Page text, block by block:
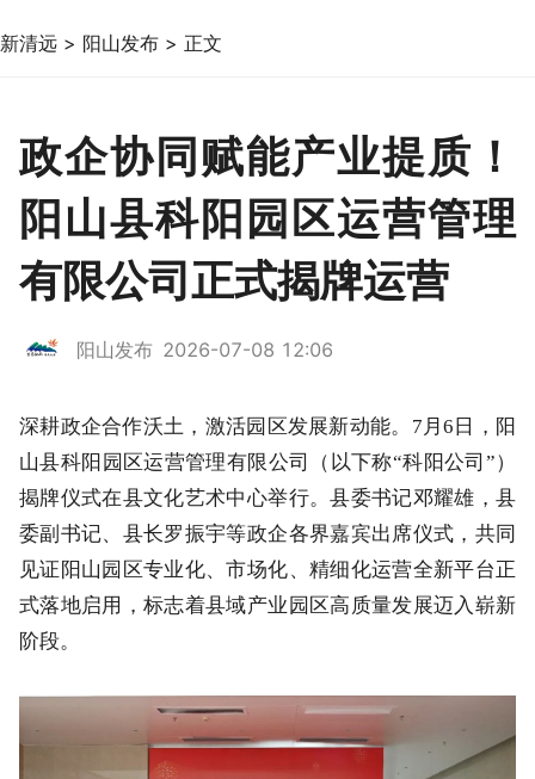
新清远 > 阳山发布 > 正文
政企协同赋能产业提质！
阳山县科阳园区运营管理
有限公司正式揭牌运营
阳山发布 2026-07-08 12:06
深耕政企合作沃土，激活园区发展新动能。7月6日，阳
山县科阳园区运营管理有限公司（以下称“科阳公司”）
揭牌仪式在县文化艺术中心举行。县委书记邓耀雄，县
委副书记、县长罗振宇等政企各界嘉宾出席仪式，共同
见证阳山园区专业化、市场化、精细化运营全新平台正
式落地启用，标志着县域产业园区高质量发展迈入崭新
阶段。